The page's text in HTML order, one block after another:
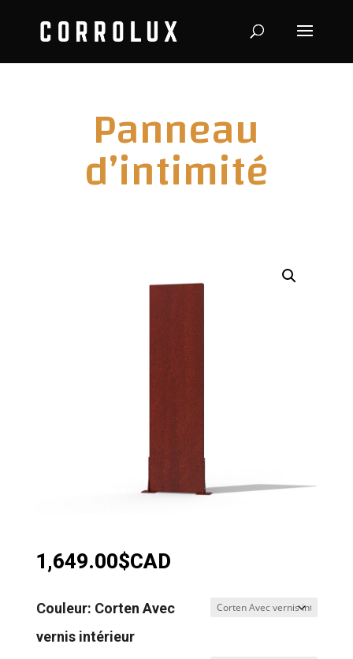
Panneau
d’intimité
1,649.00$CAD
Couleur: Corten Avec
vernis intérieur